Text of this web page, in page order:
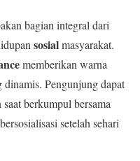
bagian integral dari
sosialmasyarakat.
memberikan warna
dinamis. Pengunjung dapat
berkumpul bersama
setelah sehari